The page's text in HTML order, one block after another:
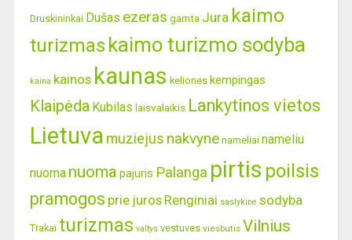
Druskininkai Dušas ezeras gamta Jura kaimo
turizmas kaimo turizmo sodyba
kaina kainos kaunas keliones kempingas
Klaipėda Kubilas laisvalaikis Lankytinos vietos
Lietuva muziejus nakvyne nameliai nameliu
nuoma nuoma pajuris Palanga pirtis poilsis
pramogos prie juros Renginiai saslykine sodyba
Trakai turizmas valtys vestuves viesbutis Vilnius